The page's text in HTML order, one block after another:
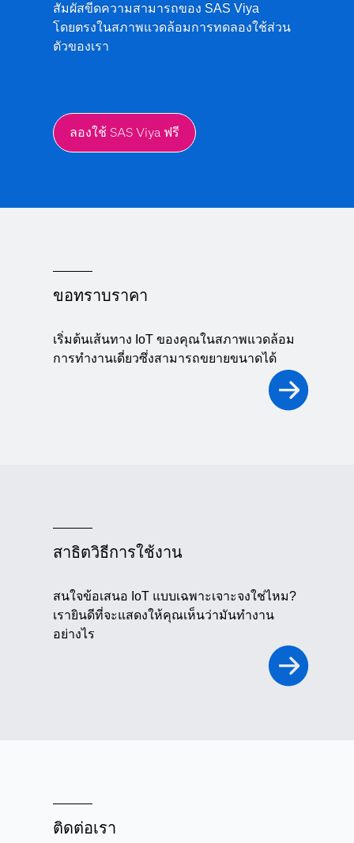
สัมผัสขีดความสามารถของ SAS Viya
โดยตรงในสภาพแวดล้อมการทดลองใช้ส่วน
ตัวของเรา
ลองใช้ SAS Viya ฟรี
ขอทราบราคา
เริ่มต้นเส้นทาง IoT ของคุณในสภาพแวดล้อม
การทำงานเดี่ยวซึ่งสามารถขยายขนาดได้
สาธิตวิธีการใช้งาน
สนใจข้อเสนอ IoT แบบเฉพาะเจาะจงใช่ไหม?
เรายินดีที่จะแสดงให้คุณเห็นว่ามันทำงาน
อย่างไร
ติดต่อเรา